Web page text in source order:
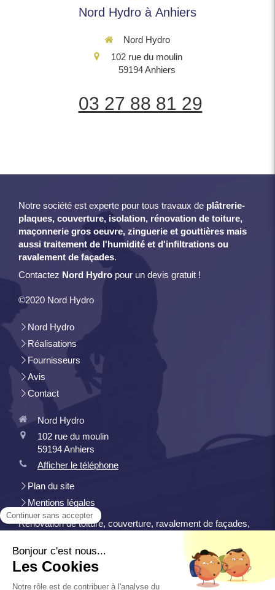
Nord Hydro à Anhiers
Nord Hydro
102 rue du moulin
59194 Anhiers
03 27 88 81 29
Notre société est experte pour tous travaux de plâtrerie-
plaques, couverture, isolation, rénovation de toiture,
maçonnerie gros oeuvre, zinguerie et gouttières mais
aussi traitement de l'humidité et d'infiltrations ou
ravalement de façades.
Contactez Nord Hydro pour un devis gratuit !
©2020 Nord Hydro
Nord Hydro
Réalisations
Fournisseurs
Avis
Contact
Nord Hydro
102 rue du moulin
59194Anhiers
Afficher le téléphone
Plan du site
Mentions légales
Rénovation de toiture, couverture, ravalement de façades,
d'infiltrations, isolation, plâtrerie-plaques, zinguerie et
gouttières